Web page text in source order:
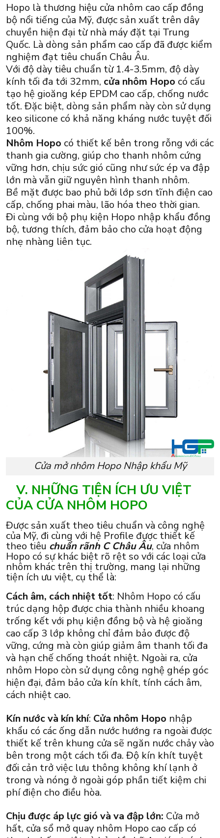
Hopo là thương hiệu cửa nhôm cao cấp đồng
bộ nổi tiếng của Mỹ, được sản xuất trên dây
chuyền hiện đại từ nhà máy đặt tại Trung
Quốc. Là dòng sản phẩm cao cấp đã được kiểm
nghiệm đạt tiêu chuẩn Châu Âu.
Với độ dày tiêu chuẩn từ 1.4-3.5mm, độ dày
kính tối đa tới 32mm, cửa nhôm Hopo có cấu
tạo hệ gioăng kép EPDM cao cấp, chống nước
tốt. Đặc biệt, dòng sản phẩm này còn sử dụng
keo silicone có khả năng kháng nước tuyệt đối
100%.
Nhôm Hopo có thiết kế bên trong rỗng với các
thanh gia cường, giúp cho thanh nhôm cứng
vững hơn, chịu sức gió cũng như sức ép va đập
lớn mà vẫn giữ nguyên hình thanh nhôm.
Bề mặt được bao phủ bởi lớp sơn tĩnh điện cao
cấp, chống phai màu, lão hóa theo thời gian.
Đi cùng với bộ phụ kiện Hopo nhập khẩu đồng
bộ, tương thích, đảm bảo cho cửa hoạt động
nhẹ nhàng liên tục.
Cửa mở nhôm Hopo Nhập khẩu Mỹ
V. NHỮNG TIỆN ÍCH ƯU VIỆT
CỦA CỬA NHÔM HOPO
Được sản xuất theo tiêu chuẩn và công nghệ
của Mỹ, đi cùng với hệ Profile được thiết kế
theo tiêu chuẩn rãnh C Châu Âu, cửa nhôm
Hopo có sự khác biệt rõ rệt so với các loại cửa
nhôm khác trên thị trường, mang lại những
tiện ích ưu việt, cụ thể là:
Cách âm, cách nhiệt tốt: Nhôm Hopo có cấu
trúc dạng hộp được chia thành nhiều khoang
trống kết với phụ kiện đồng bộ và hệ gioăng
cao cấp 3 lớp không chỉ đảm bảo được độ
vững, cứng mà còn giúp giảm âm thanh tối đa
và hạn chế chống thoát nhiệt. Ngoài ra, cửa
nhôm Hopo còn sử dụng công nghệ ghép góc
hiện đại, đảm bảo cửa kín khít, tính cách âm,
cách nhiệt cao.
Kín nước và kín khí: Cửa nhôm Hopo nhập
khẩu có các ống dẫn nước hướng ra ngoài được
thiết kế trên khung cửa sẽ ngăn nước chảy vào
bên trong một cách tối đa. Độ kín khít tuyệt
đối cản trở việc lưu thông không khí lạnh ở
trong và nóng ở ngoài góp phần tiết kiệm chi
phí điện cho điều hòa.
Chịu được áp lực gió và va đập lớn: Cửa mở
hất, cửa sổ mở quay nhôm Hopo cao cấp có